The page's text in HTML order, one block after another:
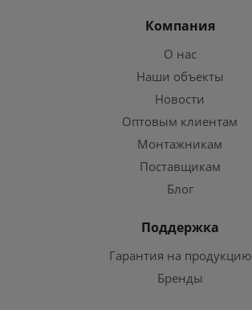
Компания
О нас
Наши объекты
Новости
Оптовым клиентам
Монтажникам
Поставщикам
Блог
Поддержка
Гарантия на продукцию
Бренды